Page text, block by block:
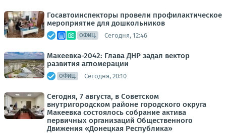
Госавтоинспекторы провели профилактическое
мероприятие для дошкольников
ОФИЦ. Сегодня, 12:46
Макеевка-2042: Глава ДНР задал вектор
развития агломерации
ОФИЦ. Сегодня, 20:10
Сегодня, 7 августа, в Советском
внутригородском районе городского округа
Макеевка состоялось собрание актива
первичных организаций Общественного
Движения «Донецкая Республика»